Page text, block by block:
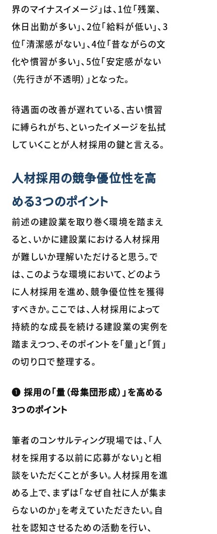
界のマイナスイメージ」は、1位「残業、
休日出勤が多い」、2位「給料が低い」、3
位「清潔感がない」、4位「昔ながらの文
化や慣習が多い」、5位「安定感がない
（先行きが不透明）」となった。
待遇面の改善が遅れている、古い慣習
に縛られがち、といったイメージを払拭
していくことが人材採用の鍵と言える。
人材採用の競争優位性を高
める3つのポイント
前述の建設業を取り巻く環境を踏まえ
ると、いかに建設業における人材採用
が難しいか理解いただけると思う。で
は、このような環境において、どのよう
に人材採用を進め、競争優位性を獲得
すべきか。ここでは、人材採用によって
持続的な成長を続ける建設業の実例を
踏まえつつ、そのポイントを「量」と「質」
の切り口で整理する。
❶ 採用の「量（母集団形成）」を高める
3つのポイント
筆者のコンサルティング現場では、「人
材を採用する以前に応募がない」と相
談をいただくことが多い。人材採用を進
める上で、まずは「なぜ自社に人が集ま
らないのか」を考えていただきたい。自
社を認知させるための活動を行い、